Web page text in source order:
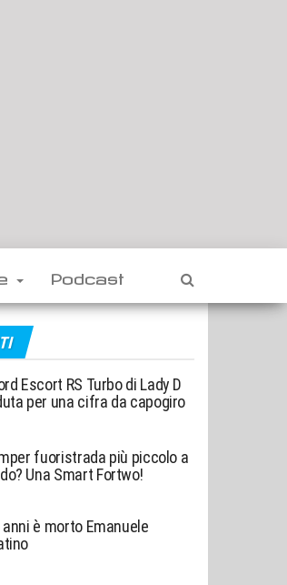
Podcast
Escort RS Turbo di Lady D
per una cifra da capogiro
fuoristrada più piccolo a
Una Smart Fortwo!
anni è morto Emanuele